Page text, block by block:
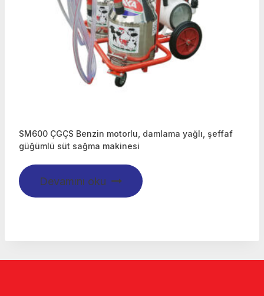
SM600 ÇGÇS Benzin motorlu, damlama yağlı, şeffaf
güğümlü süt sağma makinesi
Devamını oku